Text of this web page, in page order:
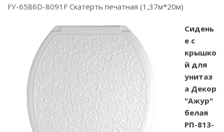
FY-6586D-8091F Скатерть печатная (1,37м*20м)
Сидень
е с
крышко
й для
унитаз
а Декор
"Ажур"
белая
РП-813-